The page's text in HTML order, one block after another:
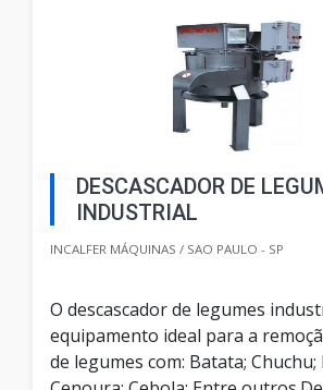
DESCASCADOR DE
INDUSTRIAL
INCALFER MÁQUINAS / SAO PAULO - SP
O descascador de legumes
equipamento ideal para a
de legumes com: Batata;